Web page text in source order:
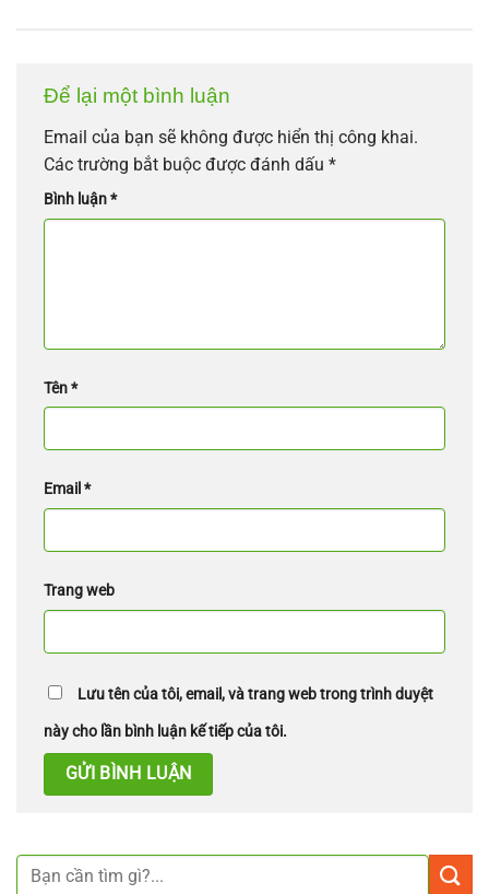
Để lại một bình luận
Email của bạn sẽ không được hiển thị công khai.
Các trường bắt buộc được đánh dấu *
Bình luận*
Tên*
Email*
Trang web
Lưu tên của tôi, email, và trang web trong trình duyệt
này cho lần bình luận kế tiếp của tôi.